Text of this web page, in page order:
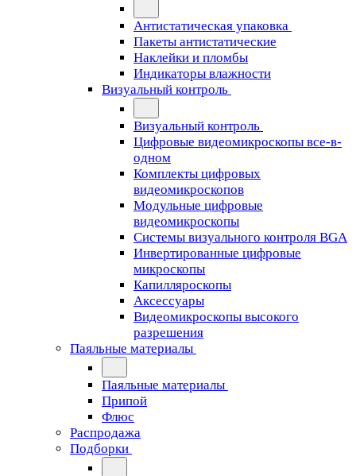
Антистатическая упаковка
Пакеты антистатические
Наклейки и пломбы
Индикаторы влажности
Визуальный контроль
Визуальный контроль
Цифровые видеомикроскопы все-в-
одном
Комплекты цифровых
видеомикроскопов
Модульные цифровые
видеомикроскопы
Cистемы визуального контроля BGA
Инвертированные цифровые
микроскопы
Капилляроскопы
Аксессуары
Видеомикроскопы высокого
разрешения
Паяльные материалы
Паяльные материалы
Припой
Флюс
Распродажа
Подборки